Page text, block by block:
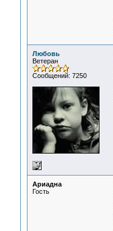
Любовь
Ветеран
Сообщений: 7250
Ариадна
Гость